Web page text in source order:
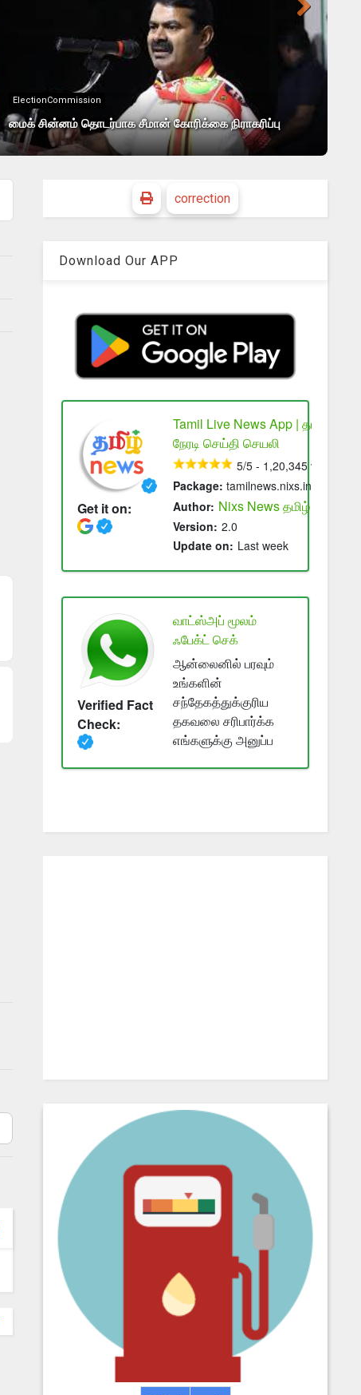
ElectionCommission
மைக் சின்னம் தொடர்பாக சீமான் கோரிக்கை நிராகரிப்பு
correction
Download Our APP